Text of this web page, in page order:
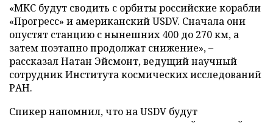
«МКС будут сводить с орбиты российские корабли
«Прогресс» и американский USDV. Сначала они
опустят станцию с нынешних 400 до 270 км, а
затем поэтапно продолжат снижение», –
рассказал Натан Эйсмонт, ведущий научный
сотрудник Института космических исследований
РАН.
Спикер напомнил, что на USDV будут